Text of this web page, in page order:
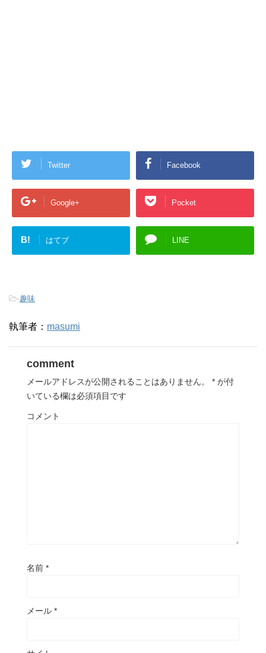
Twitter Facebook
Google+ Pocket
B! はてブ LINE
-趣味
執筆者： masumi
comment
メールアドレスが公開されることはありません。 * が付
いている欄は必須項目です
コメント
名前 *
メール *